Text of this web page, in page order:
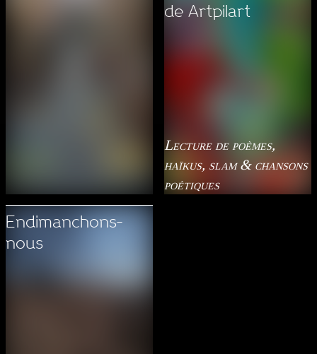
Endimanchons-
nous
de Artpilart
Lecture de poèmes,
haïkus, slam & chansons
poétiques